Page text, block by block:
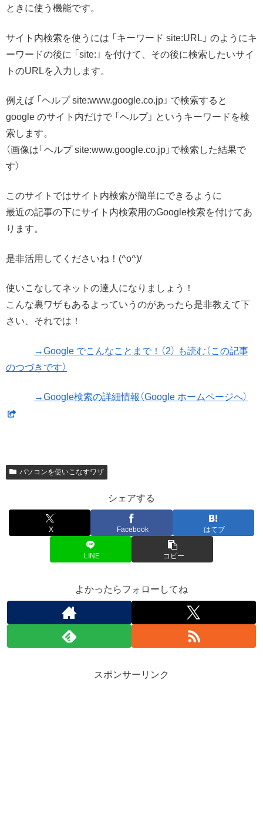
ときに使う機能です。
サイト内検索を使うには 「キーワード site:URL」 のようにキ
ーワードの後に 「site:」 を付けて、その後に検索したいサイ
トのURLを入力します。
例えば 「ヘルプ site:www.google.co.jp」 で検索すると
google のサイト内だけで 「ヘルプ」 というキーワードを検
索します。
（画像は「ヘルプ site:www.google.co.jp」で検索した結果で
す）
このサイトではサイト内検索が簡単にできるように
最近の記事の下にサイト内検索用のGoogle検索を付けてあ
ります。
是非活用してくださいね！(^o^)/
使いこなしてネットの達人になりましょう！
こんな裏ワザもあるよっていうのがあったら是非教えて下
さい、それでは！
→Google でこんなことまで！（2） も読む（この記事
のつづきです）
→Google検索の詳細情報（Google ホームページへ）
パソコンを使いこなすワザ
シェアする
X Facebook はてブ
LINE コピー
よかったらフォローしてね
スポンサーリンク